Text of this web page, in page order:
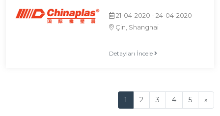
21-04-2020 - 24-04-2020
Çin, Shanghai
Detayları İncele
1 2 3 4 5 »